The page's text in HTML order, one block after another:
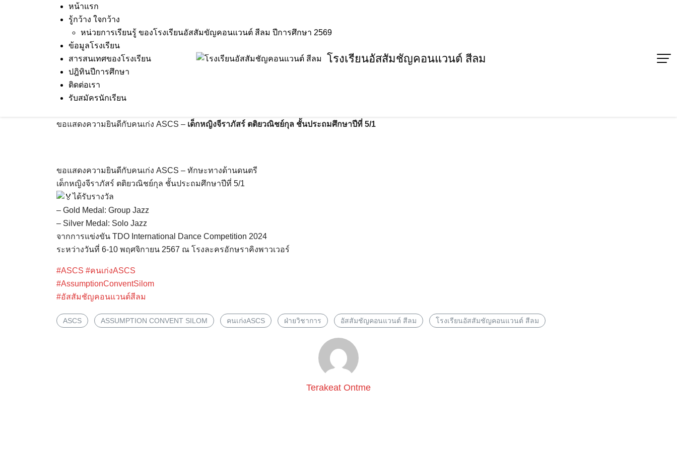
โรงเรียนอัสสัมชัญคอนแวนต์ สีลม
หน้าแรก
รู้กว้าง ใจกว้าง
หน่วยการเรียนรู้ ของโรงเรียนอัสสัมขัญคอนแวนต์ สีลม ปีการศึกษา 2569
ข้อมูลโรงเรียน
สารสนเทศของโรงเรียน
ปฎิทินปีการศึกษา
ติดต่อเรา
รับสมัครนักเรียน
6 Dec 2024 Terakeat Ontme ขอแสดงความยินดี
เด็กหญิงจีราภัสร์ ตติยวณิชย์กุล ชั้นประถมศึกษาปีที่ 5/1 ได้รับรางวัล จากการแข่งขัน TDO
International Dance Competition 2024 ระหว่างวันที่ 6-10 พฤศจิกายน 2567
ขอแสดงความยินดีกับคนเก่ง ASCS – เด็กหญิงจีราภัสร์ ตติยวณิชย์กุล ชั้นประถมศึกษาปีที่ 5/1
ขอแสดงความยินดีกับคนเก่ง ASCS – ทักษะทางด้านดนตรี
เด็กหญิงจีราภัสร์ ตติยวณิชย์กุล ชั้นประถมศึกษาปีที่ 5/1
ได้รับรางวัล
– Gold Medal: Group Jazz
– Silver Medal: Solo Jazz
จากการแข่งขัน TDO International Dance Competition 2024
ระหว่างวันที่ 6-10 พฤศจิกายน 2567 ณ โรงละครอักษราคิงพาวเวอร์
#ASCS #คนเก่งASCS
#AssumptionConventSilom
#อัสสัมชัญคอนแวนต์สีลม
ASCS ASSUMPTION CONVENT SILOM คนเก่งASCS ฝ่ายวิชาการ อัสสัมชัญคอนแวนต์ สีลม โรงเรียนอัสสัมชัญคอนแวนต์ สีลม
Terakeat Ontme